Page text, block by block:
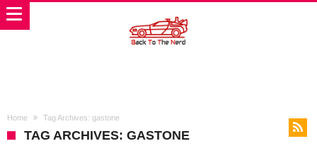
Home Tag Archives: gastone
TAG ARCHIVES: GASTONE